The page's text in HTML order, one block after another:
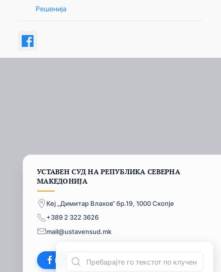
Решенија
УСТАВЕН СУД НА РЕПУБЛИКА СЕВЕРНА
МАКЕДОНИЈА
Кеј „Димитар Влахов“ бр.19, 1000 Скопје
+389 2 322 3626
mail@ustavensud.mk
Facebook